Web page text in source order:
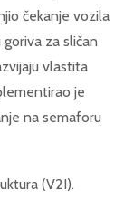
čekanje vozila
za sličan
vlastita
je
na semaforu
(V2I).